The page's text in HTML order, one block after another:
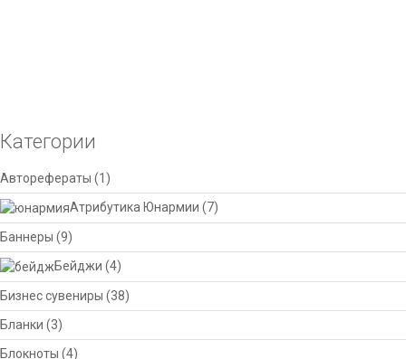
Категории
Авторефераты (1)
Атрибутика Юнармии (7)
Баннеры (9)
Бейджи (4)
Бизнес сувениры (38)
Бланки (3)
Блокноты (4)